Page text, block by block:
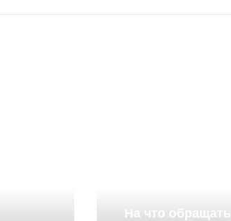
На что обращать